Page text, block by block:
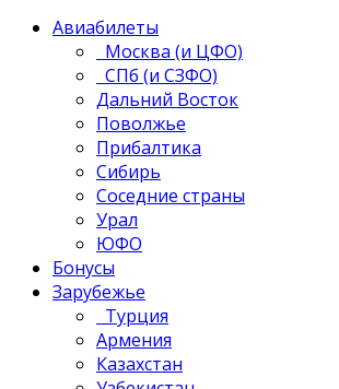
Авиабилеты
Москва (и ЦФО)
СПб (и СЗФО)
Дальний Восток
Поволжье
Прибалтика
Сибирь
Соседние страны
Урал
ЮФО
Бонусы
Зарубежье
Турция
Армения
Казахстан